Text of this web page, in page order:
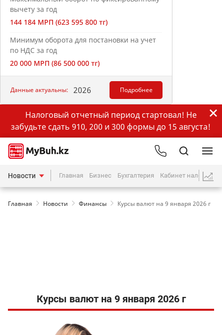
вычету за год
144 184 МРП (623 595 800 тг)
Минимум оборота для постановки на учет
по НДС за год
20 000 МРП (86 500 000 тг)
Данные актуальны: 2026 Подробнее
Налоговый отчетный период стартовал! Не
забудьте сдать 910, 200 и 300 формы до 15 августа!
Новости Главная Бизнес Бухгалтерия Кабинет
Главная Новости Финансы Курсы валют на 9 января 2026 г
Курсы валют на 9 января 2026 г